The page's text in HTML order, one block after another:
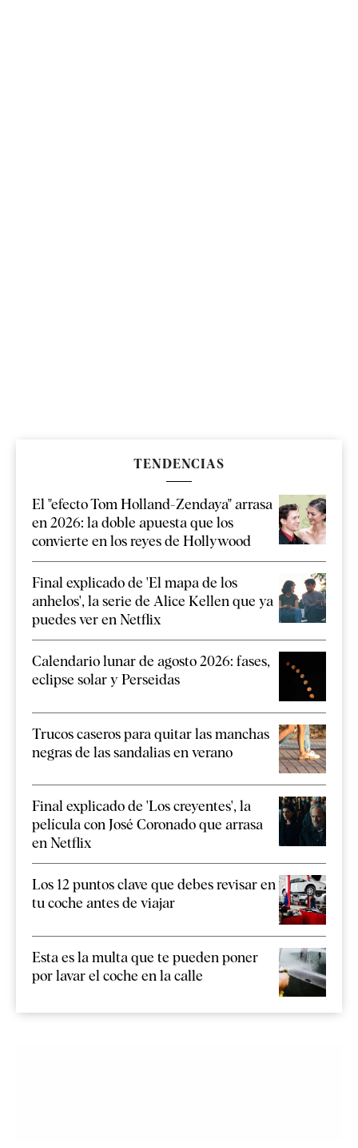
TENDENCIAS
El "efecto Tom Holland-Zendaya" arrasa
en 2026: la doble apuesta que los
convierte en los reyes de Hollywood
Final explicado de 'El mapa de los
anhelos', la serie de Alice Kellen que ya
puedes ver en Netflix
Calendario lunar de agosto 2026: fases,
eclipse solar y Perseidas
Trucos caseros para quitar las manchas
negras de las sandalias en verano
Final explicado de 'Los creyentes', la
película con José Coronado que arrasa
en Netflix
Los 12 puntos clave que debes revisar en
tu coche antes de viajar
Esta es la multa que te pueden poner
por lavar el coche en la calle